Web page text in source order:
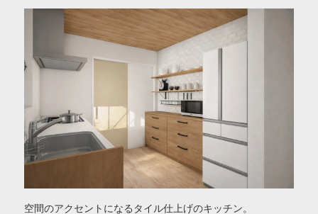
空間のアクセントになるタイル仕上げのキッチン。